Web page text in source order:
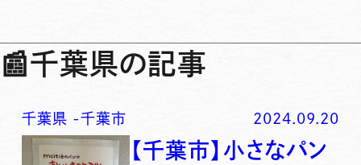
📰千葉県の記事
千葉県 -千葉市 2024.09.20
【千葉市】小さなパン